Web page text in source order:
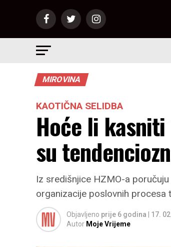
MIROVINA
KAOTIČNA SELIDBA
Hoće li kasniti
su
Iz središnjice HZMO-a
organizacije poslovnih procesa
Objavljeno prije 6 godina
17.
Autor Moje Vrijeme